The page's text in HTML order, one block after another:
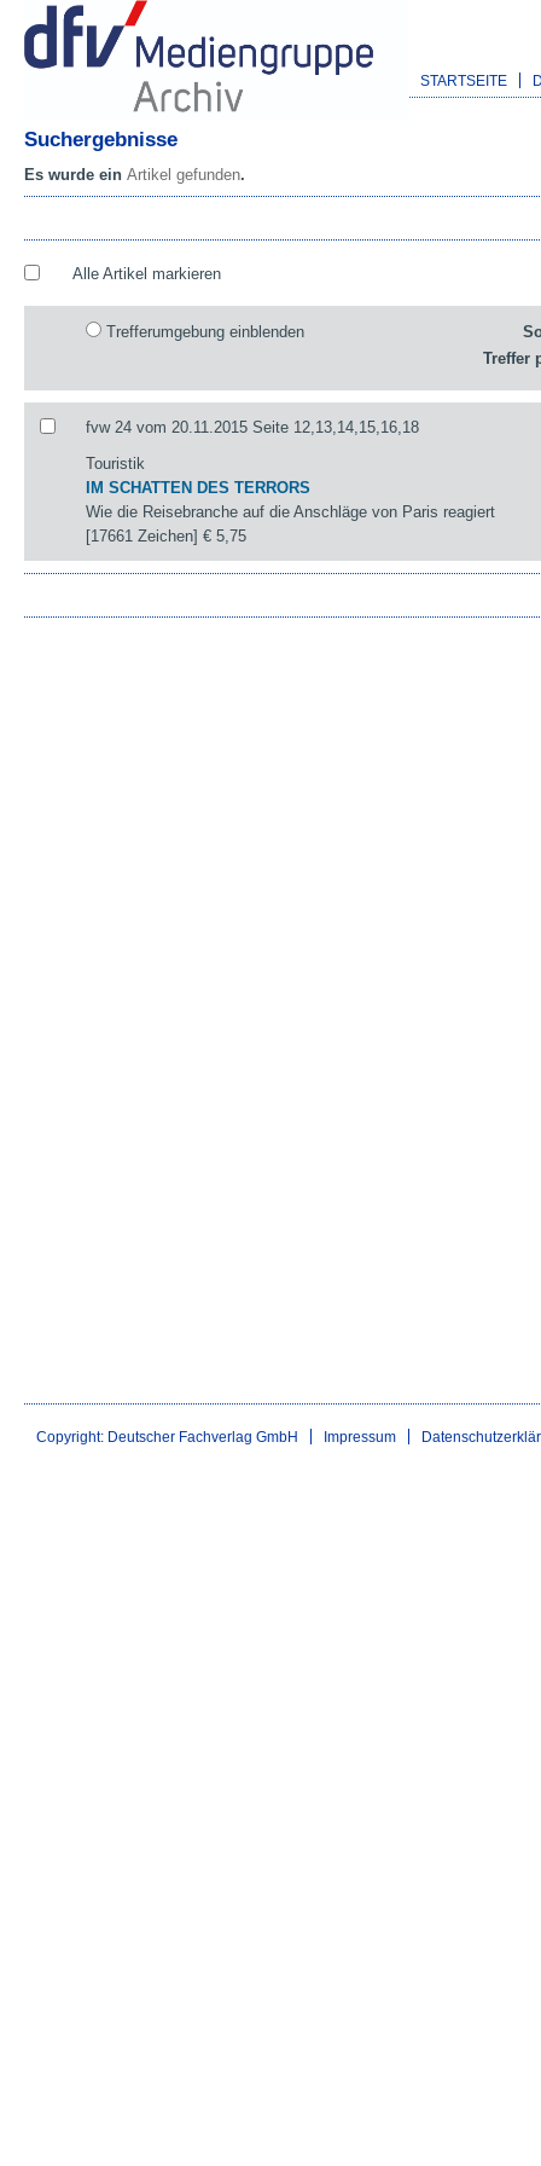
STARTSEITE
Suchergebnisse
Es wurde ein Artikel gefunden.
Alle Artikel markieren
Trefferumgebung einblenden
Treffer
fvw 24 vom 20.11.2015 Seite 12,13,14,15,16,18
Touristik
IM SCHATTEN DES TERRORS
Wie die Reisebranche auf die Anschläge von Paris reagiert
[17661 Zeichen]€ 5,75
Copyright: Deutscher Fachverlag GmbH Impressum